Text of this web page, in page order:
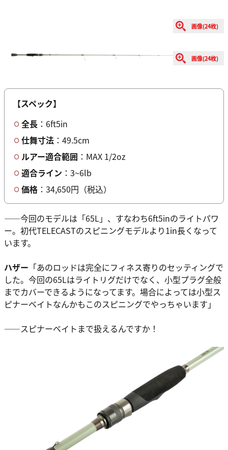
画像(24枚)
画像(24枚)
【スペック】
全長 ：6ft5in
仕舞寸法 ：49.5cm
ルアー適合範囲 ：MAX 1/2oz
適合ライン ：3~6lb
価格 ：34,650円（税込）
――今回のモデルは「65L」、すなわち6ft5inのライトパワ
ー。初代TELECASTのスピニングモデルより1in長くなって
います。
ハザー 「あのロッドは完全にフィネス寄りのセッティングで
した。今回の65Lはライトリグだけでなく、小型プラグ全般
までカバーできるようになってます。場合によっては小型ス
ピナーベイトなんかもこのスピニングでやっちゃいます」
――スピナーベイトまで扱えるんですか！